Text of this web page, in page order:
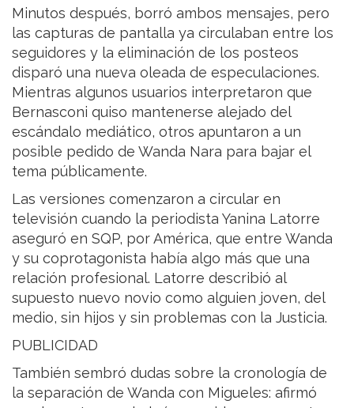
Minutos después, borró ambos mensajes, pero
las capturas de pantalla ya circulaban entre los
seguidores y la eliminación de los posteos
disparó una nueva oleada de especulaciones.
Mientras algunos usuarios interpretaron que
Bernasconi quiso mantenerse alejado del
escándalo mediático, otros apuntaron a un
posible pedido de Wanda Nara para bajar el
tema públicamente.
Las versiones comenzaron a circular en
televisión cuando la periodista Yanina Latorre
aseguró en SQP, por América, que entre Wanda
y su coprotagonista había algo más que una
relación profesional. Latorre describió al
supuesto nuevo novio como alguien joven, del
medio, sin hijos y sin problemas con la Justicia.
PUBLICIDAD
También sembró dudas sobre la cronología de
la separación de Wanda con Migueles: afirmó